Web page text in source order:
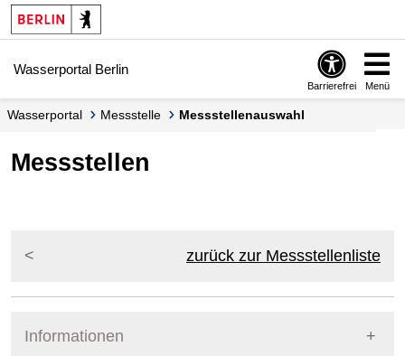
Springe zur Navigation
Springe zum Inhalt
Wasserportal Berlin
Barrierefrei Menü
Wasserportal Messstelle Messstellenauswahl
Messstellen
zurück zur Messstellenliste
Informationen